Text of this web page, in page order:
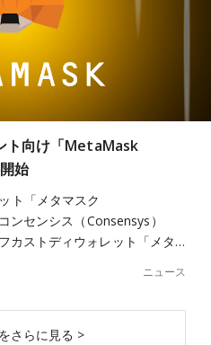
ト向け「MetaMask
始
ト「メタマスク
ンセンシス（Consensys）
カストディウォレット「メタ…
ニュース
さらに見る >